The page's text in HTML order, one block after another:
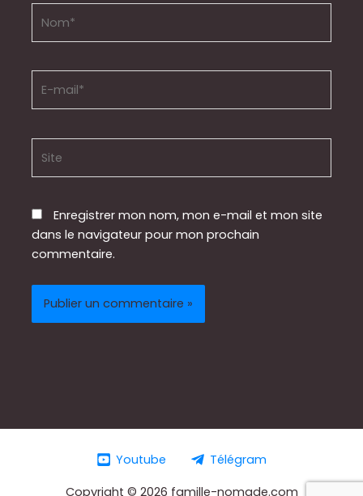
mail*
Enregistrer mon nom, mon e-mail et mon site
dans le navigateur pour mon prochain
commentaire.
Youtube
Télégram
Copyright © 2026 famille-nomade.com